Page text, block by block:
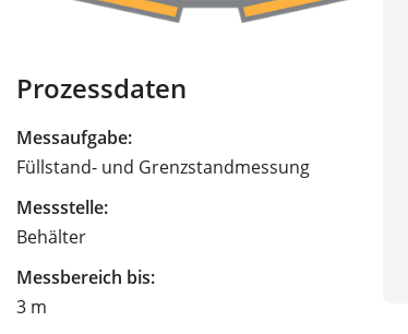
Prozessdaten
Messaufgabe:
Füllstand- und Grenzstandmessung
Messstelle:
Behälter
Messbereich bis:
3 m